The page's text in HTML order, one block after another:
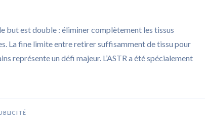
but est double : éliminer complètement les tissus
La fine limite entre retirer suffisamment de tissu pour
représente un défi majeur. L’ASTR a été spécialement